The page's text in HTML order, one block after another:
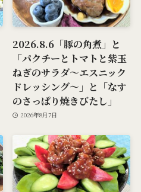
2026.8.6「豚の角煮」と
「パクチーとトマトと紫玉
ねぎのサラダ～エスニック
ドレッシング～」と「なす
のさっぱり焼きびたし」
2026年8月7日